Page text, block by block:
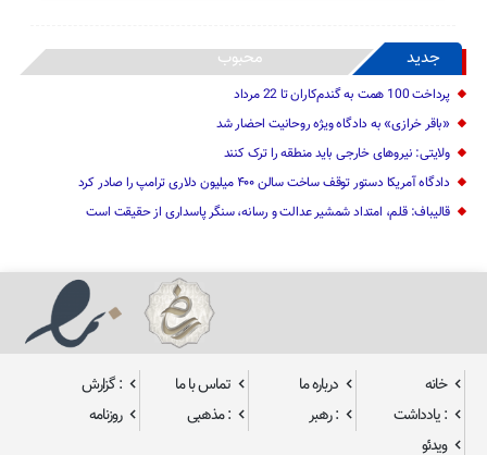
جدید محبوب
پرداخت 100 همت به گندم‌کاران تا 22 مرداد
«باقر خرازی» به دادگاه ویژه روحانیت احضار شد
ولایتی: نیرو‌های خارجی باید منطقه را ترک کنند
دادگاه آمریکا دستور توقف ساخت سالن ۴۰۰ میلیون دلاری ترامپ را صادر کرد
قالیباف: قلم، امتداد شمشیر عدالت و رسانه، سنگر پاسداری از حقیقت است
خانه درباره ما تماس با ما
: گزارش
: یادداشت
: رهبر : مذهبی
روزنامه
ویدئو